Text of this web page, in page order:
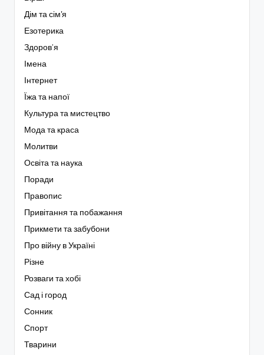
Дім та сім'я
Езотерика
Здоров’я
Імена
Інтернет
Їжа та напої
Культура та мистецтво
Мода та краса
Молитви
Освіта та наука
Поради
Правопис
Привітання та побажання
Прикмети та забубони
Про війну в Україні
Різне
Розваги та хобі
Сад і город
Сонник
Спорт
Тварини